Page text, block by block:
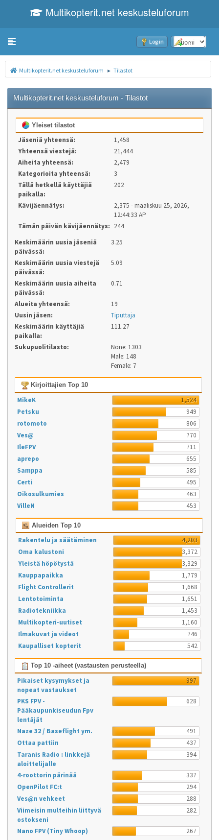
Multikopterit.net keskusteluforum
Toggle navigation Log in Sign up
Multikopterit.net keskusteluforum ► Tilastot
Multikopterit.net keskusteluforum - Tilastot
Yleiset tilastot
Jäseniä yhteensä:
1,458
Yhteensä viestejä:
21,444
Aiheita yhteensä:
2,479
Kategorioita yhteensä:
3
Tällä hetkellä käyttäjiä
paikalla:
202
Kävijäennätys:
2,375 - maaliskuu 25, 2026,
12:44:33 AP
Tämän päivän kävijäennätys: 244
Keskimäärin uusia jäseniä
päivässä:
3.25
Keskimäärin uusia viestejä
päivässä:
5.09
Keskimäärin uusia aiheita
päivässä:
0.71
Alueita yhteensä:
19
Uusin jäsen:
Tiputtaja
Keskimäärin käyttäjiä
paikalla:
111.27
Sukupuolitilasto:
None: 1303
Male: 148
Female: 7
Kirjoittajien Top 10
MikeK
1,524
Petsku
949
rotomoto
806
Ves@
770
IleFPV
711
aprepo
655
Samppa
585
Certi
495
Oikosulkumies
463
VilleN
453
Alueiden Top 10
Rakentelu ja säätäminen
4,203
Oma kalustoni
3,372
Yleistä höpötystä
3,329
Kauppapaikka
1,779
Flight Controllerit
1,668
Lentotoiminta
1,651
Radiotekniikka
1,453
Multikopteri-uutiset
1,160
Ilmakuvat ja videot
746
Kaupalliset kopterit
542
Top 10 -aiheet (vastausten perusteella)
Pikaiset kysymykset ja
nopeat vastaukset
997
PKS FPV -
Pääkaupunkiseudun Fpv
lentäjät
628
Naze 32 / Baseflight ym.
491
Ottaa pattiin
437
Taranis Radio : linkkejä
aloittelijalle
394
4-roottorin pärinää
337
OpenPilot FC:t
294
Ves@n vehkeet
288
Viimeisin multeihin liittyvä
ostokseni
282
Nano FPV (Tiny Whoop) 267